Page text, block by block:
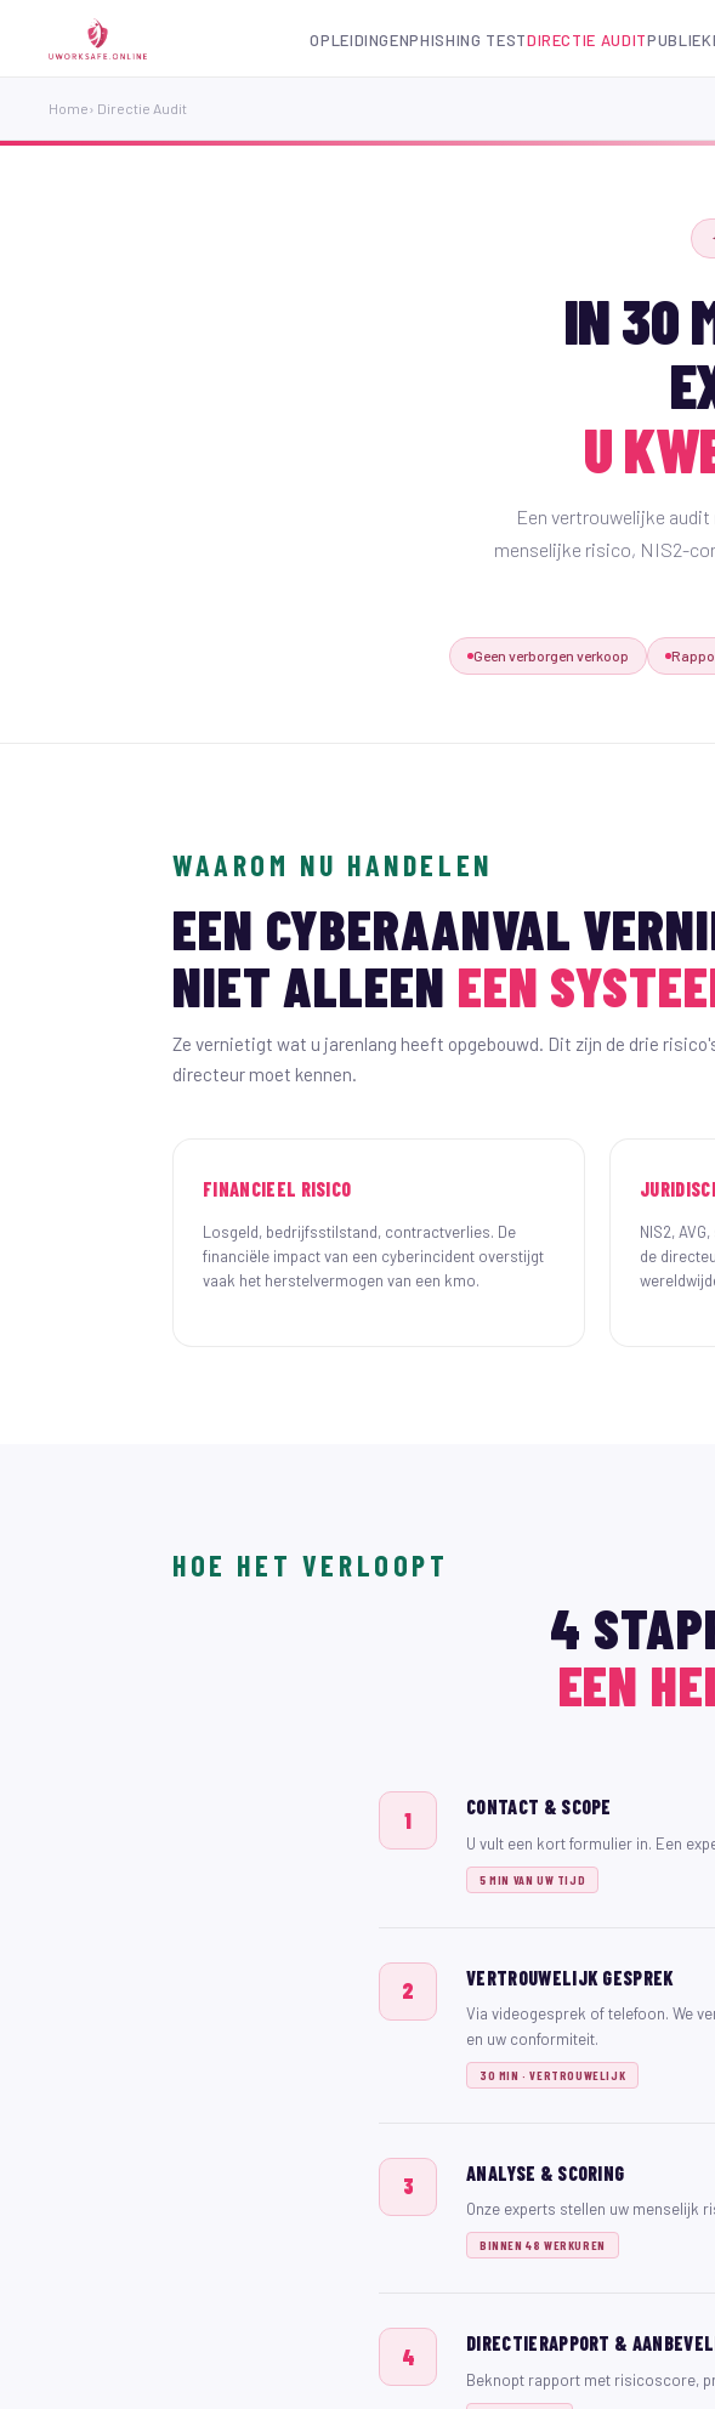
OPLEIDINGENPHISHING TESTDIRECTIE AUDIT
Home› Directie Audit
IN 30
U
Een vertrouwelijke audit
menselijke risico, NIS2-
Geen verborgen verkoop
WAAROM NU HANDELEN
EEN CYBERAANVAL
NIET ALLEEN EEN
Ze vernietigt wat u jarenlang heeft opgebouwd. Dit zijn de drie
directeur moet kennen.
FINANCIEEL RISICO
Losgeld, bedrijfsstilstand, contractverlies. De
financiële impact van een cyberincident overstijgt
vaak het herstelvermogen van een kmo.
NIS2,
de
HOE HET VERLOOPT
4
EEN
1 CONTACT & SCOPE
U vult een kort formulier in. Een
5 MIN VAN UW TIJD
2 VERTROUWELIJK GESPREK
Via videogesprek of telefoon. We
en uw conformiteit.
30 MIN · VERTROUWELIJK
3 ANALYSE & SCORING
Onze experts stellen uw menselijk
BINNEN 48 WERKUREN
4 DIRECTIERAPPORT &
Beknopt rapport met risicoscore,